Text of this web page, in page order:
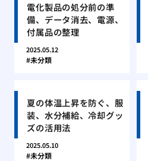
電化製品の処分前の準
備、データ消去、電源、
付属品の整理
2025.05.12
未分類
夏の体温上昇を防ぐ、服
装、水分補給、冷却グッ
ズの活用法
2025.05.10
未分類